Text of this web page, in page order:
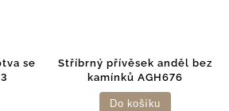
se
Stříbrný přívěsek anděl bez
kamínků AGH676
Do košíku